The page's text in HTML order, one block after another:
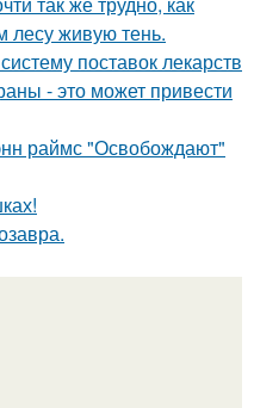
лесу живую тень.
поставок лекарств
- это может привести
раймс "Освобождают"